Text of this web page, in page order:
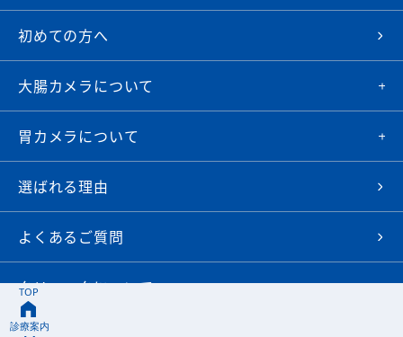
初めての方へ
大腸カメラについて
胃カメラについて
選ばれる理由
よくあるご質問
クリニックについて